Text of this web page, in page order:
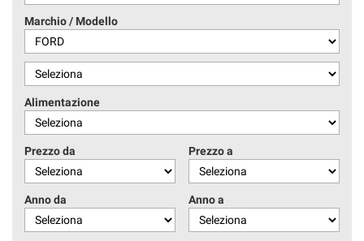
CONTATTI
Marchio / Modello
Alimentazione
Prezzo da Prezzo a
Anno da Anno a